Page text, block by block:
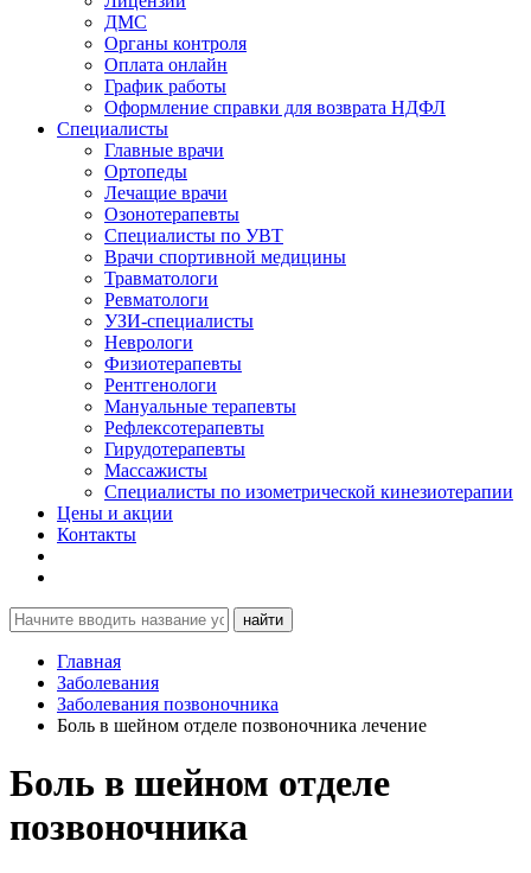
ДМС
Органы контроля
Оплата онлайн
График работы
Оформление справки для возврата НДФЛ
Специалисты
Главные врачи
Ортопеды
Лечащие врачи
Озонотерапевты
Специалисты по УВТ
Врачи спортивной медицины
Травматологи
Ревматологи
УЗИ-специалисты
Неврологи
Физиотерапевты
Рентгенологи
Мануальные терапевты
Рефлексотерапевты
Гирудотерапевты
Массажисты
Специалисты по изометрической кинезиотерапии
Цены и акции
Контакты
найти
Главная
Заболевания
Заболевания позвоночника
Боль в шейном отделе позвоночника лечение
Боль в шейном отделе
позвоночника